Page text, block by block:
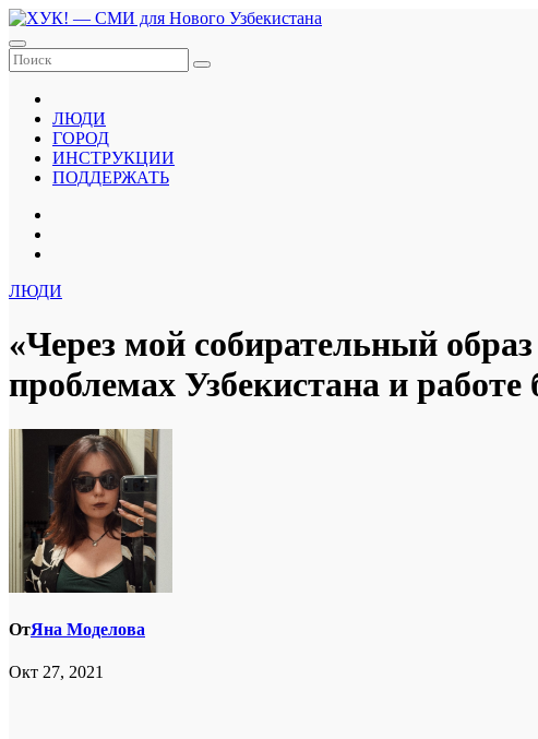
Перейти
к
содержанию
ЛЮДИ
ГОРОД
ИНСТРУКЦИИ
ПОДДЕРЖАТЬ
ЛЮДИ
«Через мой собирательный
проблемах Узбекистана и работе
ОтЯна Моделова
Окт 27, 2021